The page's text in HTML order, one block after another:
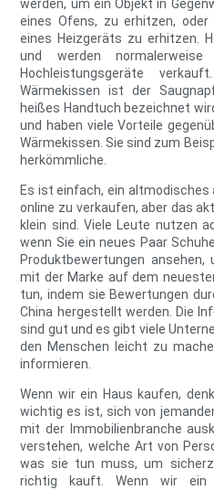
werden, um ein Objekt in
eines Ofens, zu erhitzen,
eines Heizgeräts zu erhitzen.
und werden
Hochleistungsgeräte
Wärmekissen ist der
heißes Handtuch bezeichnet
und haben viele Vorteile
Wärmekissen. Sie sind zum
herkömmliche.
Es ist einfach, ein altmodisches
online zu verkaufen, aber das
klein sind. Viele Leute nutzen
wenn Sie ein neues Paar
Produktbewertungen
mit der Marke auf dem
tun, indem sie Bewertungen
China hergestellt werden. Die
sind gut und es gibt viele
den Menschen leicht zu
informieren.
Wenn wir ein Haus kaufen,
wichtig es ist, sich von
mit der Immobilienbranche
verstehen, welche Art von
was sie tun muss, um
richtig kauft. Wenn wir ein